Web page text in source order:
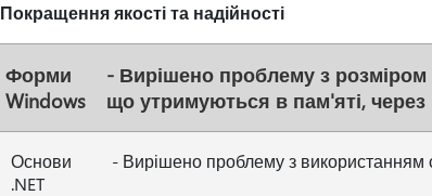
Покращення якості та надійності
Форми
Windows
- Вирішено проблему з розміром
що утримуються в пам'яті, через
Основи
.NET
- Вирішено проблему з використанням